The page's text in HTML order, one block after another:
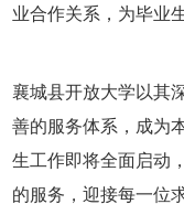
业合作关系，为毕业
襄城县开放大学以其
善的服务体系，成为
生工作即将全面启动
的服务，迎接每一位